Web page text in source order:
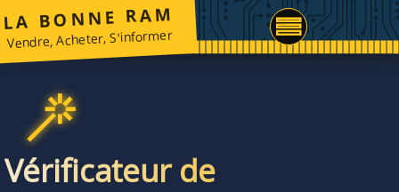
LA BONNE RAM
Vendre, Acheter, S'informer
Vérificateur de